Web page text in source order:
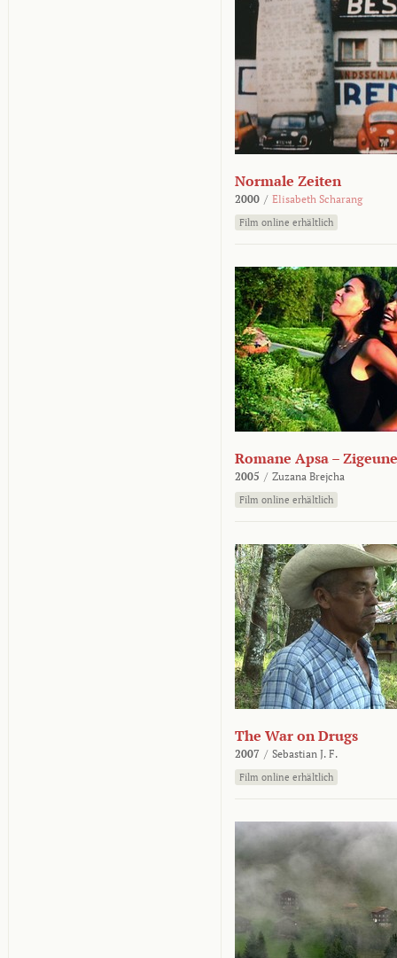
Normale Zeiten
2000 / Elisabeth Scharang
Film online erhältlich
Romane Apsa –
2005 / Zuzana Brejcha
Film online erhältlich
The War on Drugs
2007 / Sebastian J. F.
Film online erhältlich